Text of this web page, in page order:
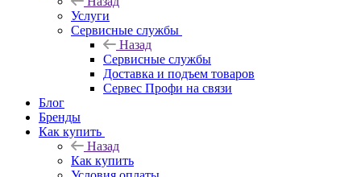
Услуги
Сервисные службы
Назад
Сервисные службы
Доставка и подъем товаров
Сервес Профи на связи
Блог
Бренды
Как купить
Назад
Как купить